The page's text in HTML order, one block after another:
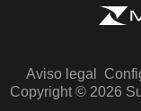
Aviso legal
Copyright © 2026